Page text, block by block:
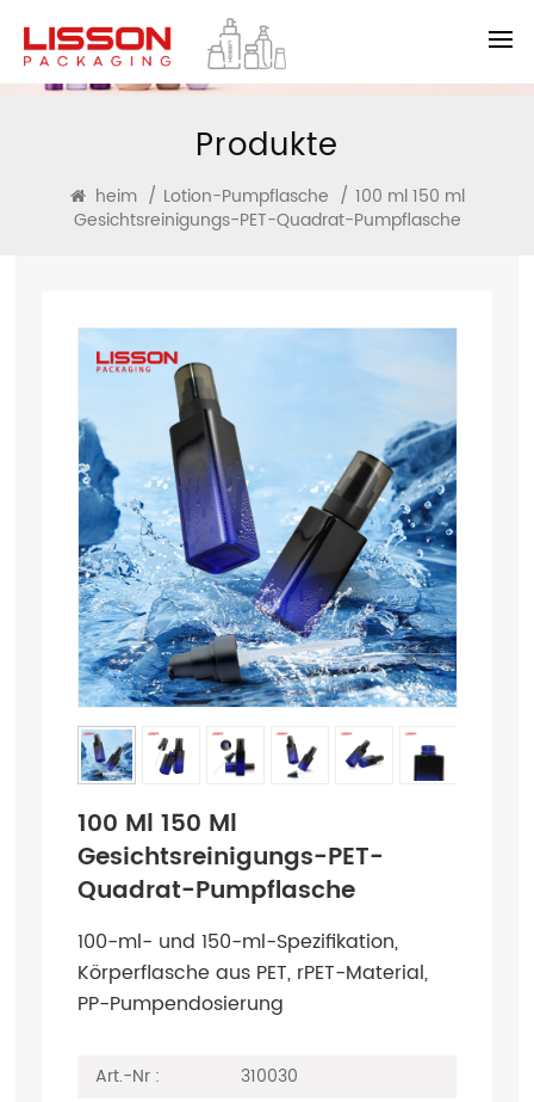
Produkte
heim / Lotion-Pumpflasche / 100 ml 150 ml
Gesichtsreinigungs-PET-Quadrat-Pumpflasche
100 Ml 150 Ml
Gesichtsreinigungs-PET-
Quadrat-Pumpflasche
100-ml- und 150-ml-Spezifikation,
Körperflasche aus PET, rPET-Material,
PP-Pumpendosierung
Art.-Nr :
310030